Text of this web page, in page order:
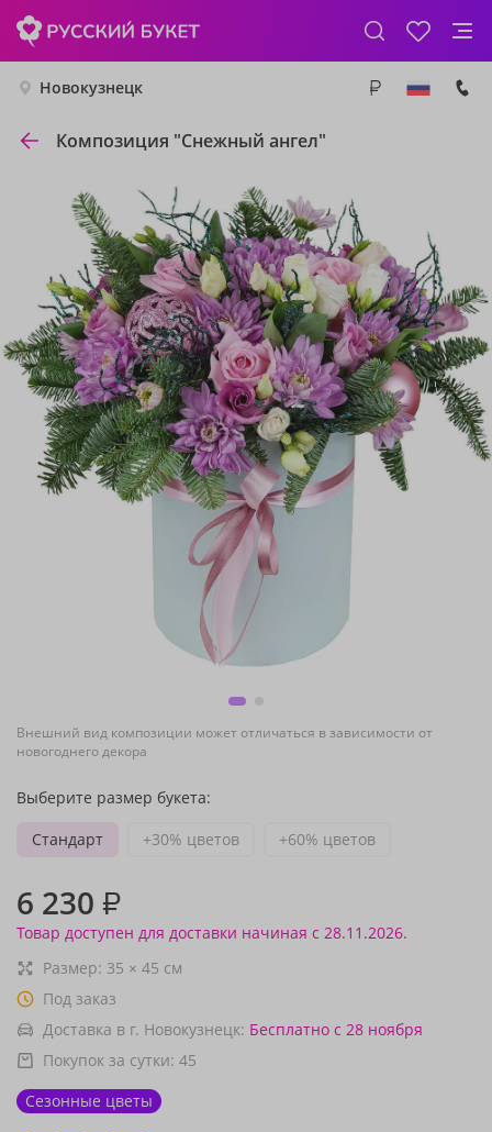
Новокузнецк
Композиция "Снежный ангел"
Внешний вид композиции может отличаться в зависимости от
новогоднего декора
Выберите размер букета:
Стандарт
+30% цветов +60% цветов
6 230 ₽
Товар доступен для доставки начиная с 28.11.2026.
Размер: 35 × 45 см
Под заказ
Доставка в г. Новокузнецк: Бесплатно с 28 ноября
Покупок за сутки: 45
Сезонные цветы